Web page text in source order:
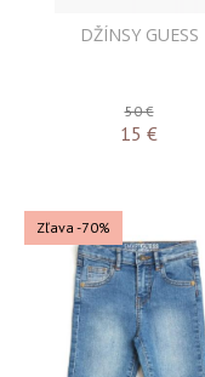
DŽÍNSY GUESS
50 €
15 €
Zľava -70%